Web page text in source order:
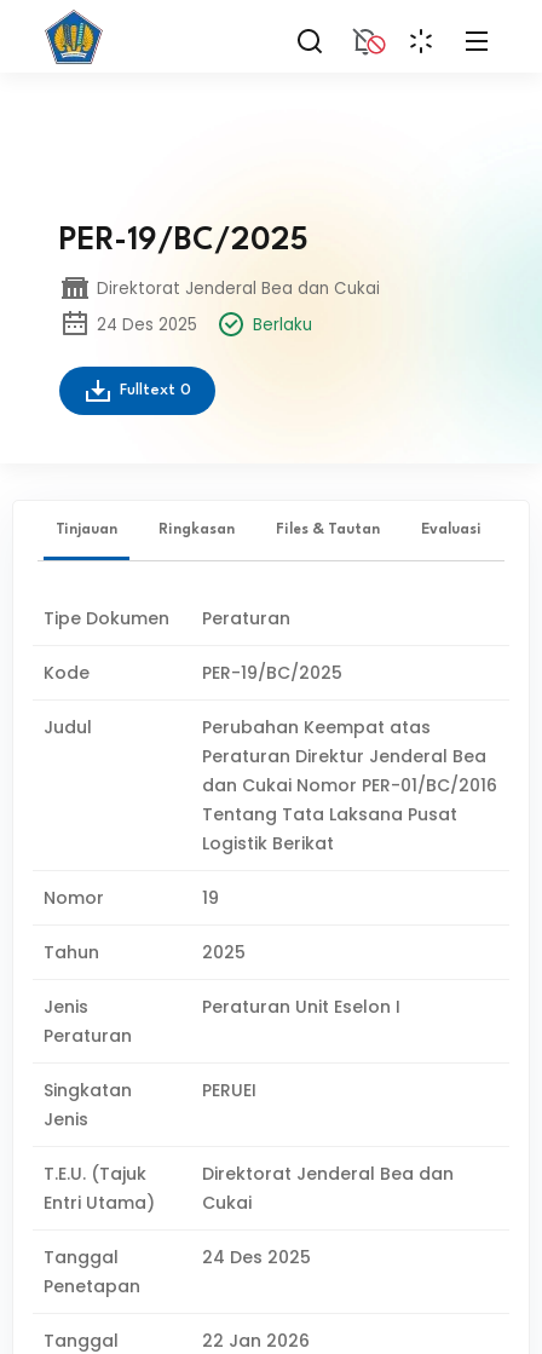
PER-19/BC/2025
Direktorat Jenderal Bea dan Cukai
24 Des 2025
Berlaku
Fulltext 0
Tinjauan Ringkasan Files & Tautan Evaluasi
Tipe Dokumen Peraturan
Kode PER-19/BC/2025
Judul
Perubahan Keempat atas
Peraturan Direktur Jenderal Bea
dan Cukai Nomor PER-01/BC/2016
Tentang Tata Laksana Pusat
Logistik Berikat
Nomor 19
Tahun 2025
Jenis
Peraturan
Peraturan Unit Eselon I
Singkatan
Jenis
PERUEI
T.E.U. (Tajuk
Entri Utama)
Direktorat Jenderal Bea dan
Cukai
Tanggal
Penetapan
24 Des 2025
Tanggal
22 Jan 2026